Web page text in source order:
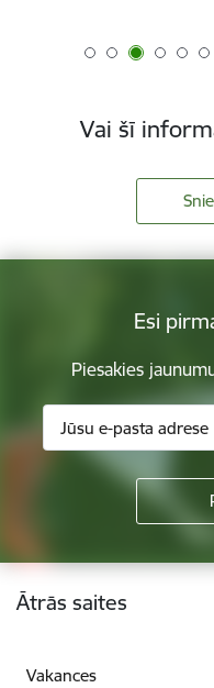
Vai šī
Esi
Piesakies
Kājene
Ātrās saites
Vakances